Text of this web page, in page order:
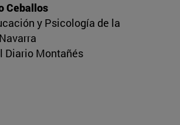
Ceballos
y Psicología de la
Diario Montañés